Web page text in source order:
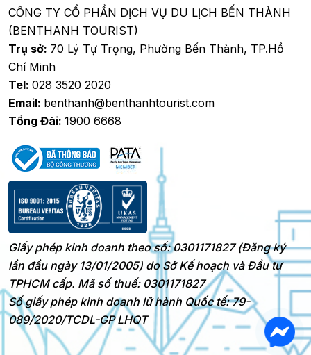
CÔNG TY CỔ PHẦN DỊCH VỤ DU LỊCH BẾN THÀNH
(BENTHANH TOURIST)
Trụ sở: 70 Lý Tự Trọng, Phường Bến Thành, TP.Hồ
Chí Minh
Tel: 028 3520 2020
Email: benthanh@benthanhtourist.com
Tổng Đài: 1900 6668
Giấy phép kinh doanh theo số: 0301171827 (Đăng ký
lần đầu ngày 13/01/2005) do Sở Kế hoạch và Đầu tư
TPHCM cấp. Mã số thuế: 0301171827
Số giấy phép kinh doanh lữ hành Quốc tế: 79-
089/2020/TCDL-GP LHQT